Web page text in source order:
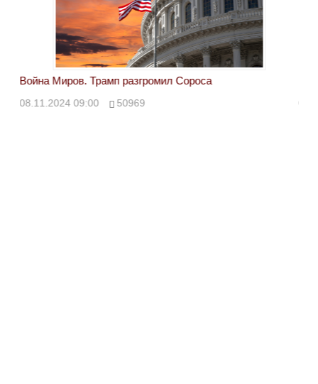
Война Миров. Трамп разгромил Сороса
08.11.2024 09:00 50969